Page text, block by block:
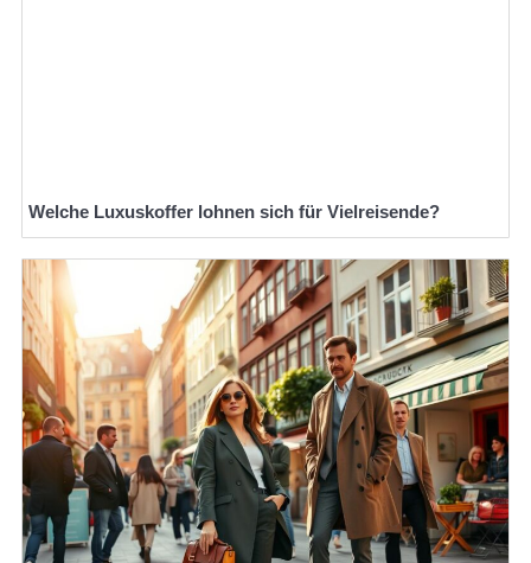
Welche Luxuskoffer lohnen sich für Vielreisende?